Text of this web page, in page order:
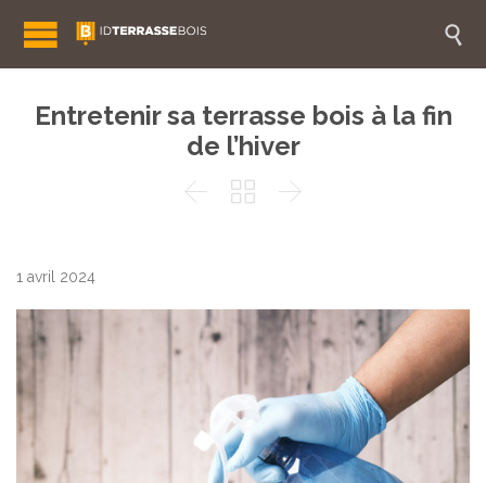

Entretenir sa terrasse bois à la fin
de l’hiver
  
1 avril 2024